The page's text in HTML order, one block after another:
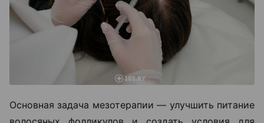
Основная задача мезотерапии — улучшить питание